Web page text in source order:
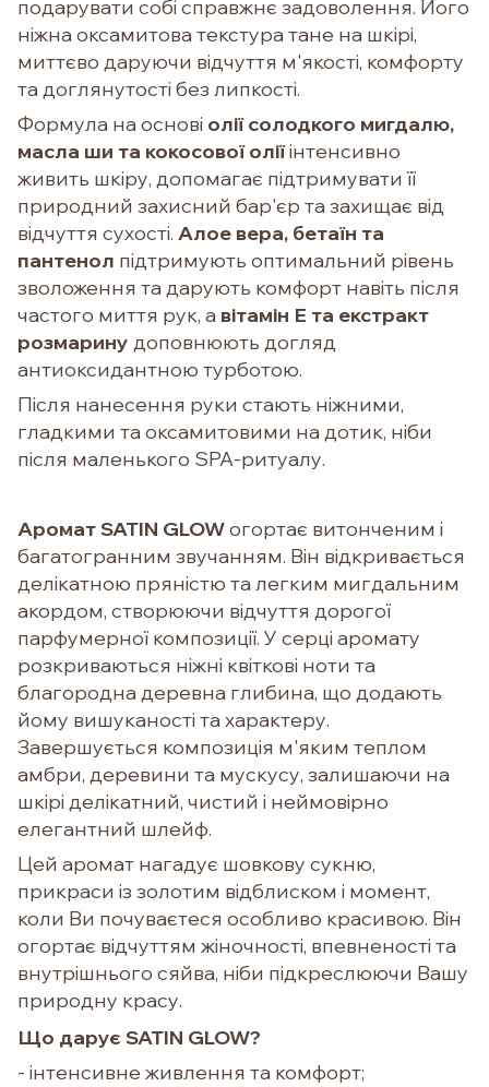
подарувати собі справжнє задоволення. Його
ніжна оксамитова текстура тане на шкірі,
миттєво даруючи відчуття м'якості, комфорту
та доглянутості без липкості.
Формула на основі олії солодкого мигдалю,
масла ши та кокосової оліїінтенсивно
живить шкіру, допомагає підтримувати її
природний захисний бар'єр та захищає від
відчуття сухості. Алое вера, бетаїн та
пантенол підтримують оптимальний рівень
зволоження та дарують комфорт навіть після
частого миття рук, а вітамін Е та екстракт
розмарину доповнюють догляд
антиоксидантною турботою.
Після нанесення руки стають ніжними,
гладкими та оксамитовими на дотик, ніби
після маленького SPA-ритуалу.
Аромат SATIN GLOWогортає витонченим і
багатогранним звучанням. Він відкривається
делікатною пряністю та легким мигдальним
акордом, створюючи відчуття дорогої
парфумерної композиції. У серці аромату
розкриваються ніжні квіткові ноти та
благородна деревна глибина, що додають
йому вишуканості та характеру.
Завершується композиція м'яким теплом
амбри, деревини та мускусу, залишаючи на
шкірі делікатний, чистий і неймовірно
елегантний шлейф.
Цей аромат нагадує шовкову сукню,
прикраси із золотим відблиском і момент,
коли Ви почуваєтеся особливо красивою. Він
огортає відчуттям жіночності, впевненості та
внутрішнього сяйва, ніби підкреслюючи Вашу
природну красу.
Що дарує SATIN GLOW?
- інтенсивне живлення та комфорт;